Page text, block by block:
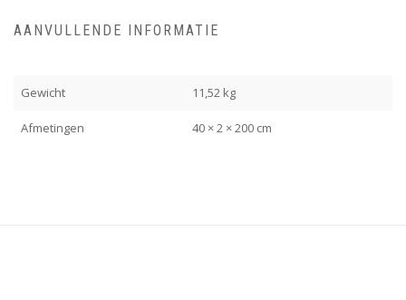
AANVULLENDE INFORMATIE
Gewicht 11,52 kg
Afmetingen 40 × 2 × 200 cm